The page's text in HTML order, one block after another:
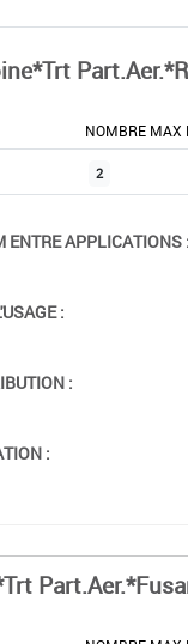
NOMBRE MAX
2
ENTRE APPLICATIONS :
:
:
: